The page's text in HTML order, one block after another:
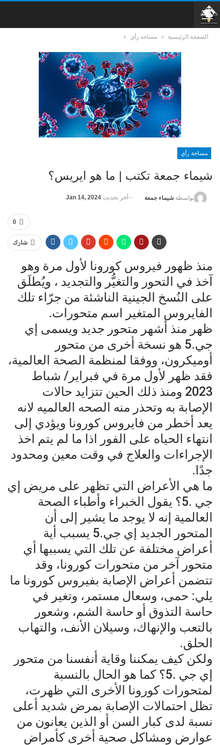
الصفحة الرئيسية مساحة رأي
مساحة رأي
شيماء جمعة تكتب | ما هو ايريس؟
بواسطة شيماء جمعة آخر تحديث Jan 14, 2024
0
شارك
منذ ظهور فيروس كورونا لأول مرة وهو
آخذ في التحور والتغيُّر والتجديد ، ويُطلَق
على النُسخ الجينية الناشئة من جرّاء تلك
الفايروس المتغير اسم متحورات.
ظهر منذ أشهر متحور جديد ويسمى إي
جي.5 هو نسخة أخرى من متحور
أوميكرون، ووفقا لمنظمة الصحة العالمية،
فقد ظهر لأول مرة في فبراير/ شباط
2023 ومنذ ذلك الحين تتزايد حالات
الإصابة به وتحذر منه الصحه العالميه لانه
يعد أخطر من فايروس كورونا ويؤدي إلى
انتهاء الحياه على الفور اذا ما لم يتم اخذ
الإجراءات والعلاج في وقت معين ومحدود
جدًا.
ما هي الأعراض التي تظهر على مريض إي
جي .5؟ يقول الخبراء وأطباء الصحة
العالمية إنه لا يوجد ما يشير إلى أن
المتحور الجديد إي جي.5 يسبب أية
أعراض مختلفة عن تلك التي يسببها أي
متحور آخر من متحورات كورونا، وقد
تتضمن أعراض الإصابة بفيروس كورونا ما
يلي: حمى، وسعال مستمر، وتغير في
حاسة التذوق أو حاسة الشم، وشعور
بالتعب والإنهاك، وسيلان الأنف، والتهاب
الحلق.
ولكن كيف يمكننا وقاية أنفسنا من متحور
إي جي .5؟ كما هو الحال بالنسبة
لمتحورات كورونا الأخرى التي ظهرت،
تظل احتمالات الإصابة بمرض شديد أعلى
نسبة لدى كبار السن أو الذين يعانون من
عوارض ومشاكل صحية أخرى كأمراض